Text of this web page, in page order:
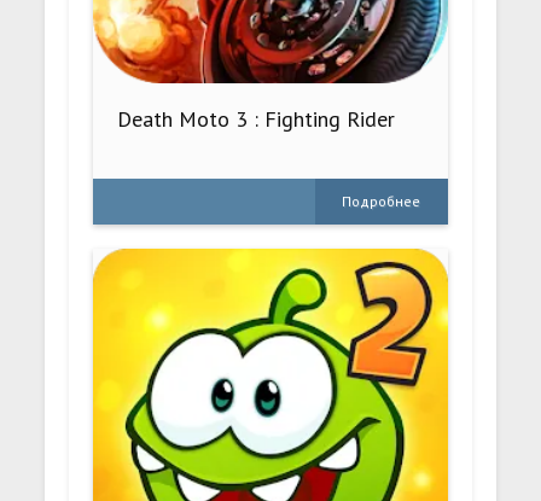
Death Moto 3 : Fighting Rider
Подробнее